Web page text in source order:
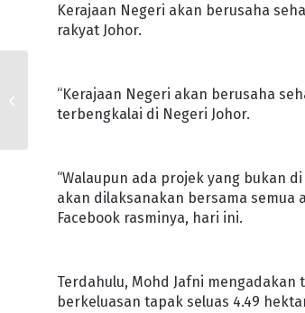
Kerajaan Negeri akan berusaha
rakyat Johor.
“Kerajaan Negeri akan berusaha
terbengkalai di Negeri Johor.
“Walaupun ada projek yang bukan
akan dilaksanakan bersama semua
Facebook rasminya, hari ini.
Terdahulu, Mohd Jafni
berkeluasan tapak seluas 4.49
GURU SAKJ SAMBUT BAIK KEMPEN
SEKOLAHKU SEJAHTERA-1T